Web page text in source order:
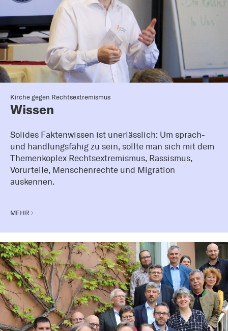
Kirche gegen Rechtsextremismus
Wissen
Solides Faktenwissen ist unerlässlich: Um sprach-
und handlungsfähig zu sein, sollte man sich mit dem
Themenkoplex Rechtsextremismus, Rassismus,
Vorurteile, Menschenrechte und Migration
auskennen.
MEHR